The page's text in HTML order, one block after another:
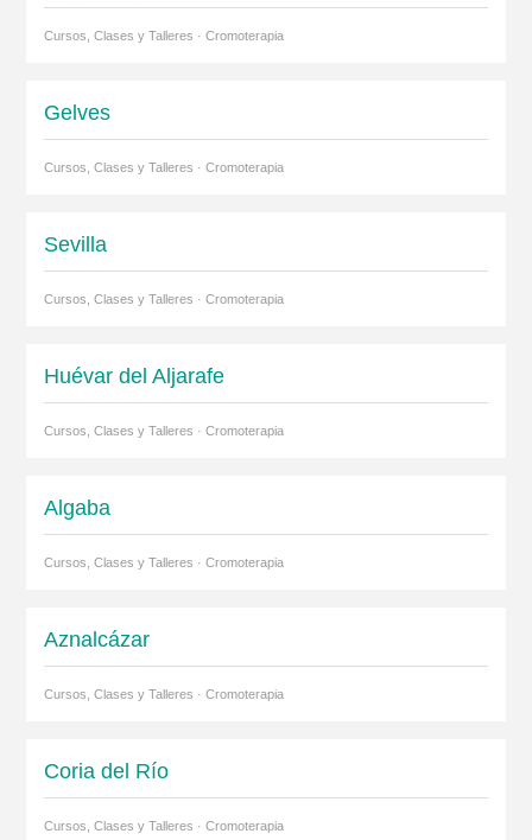
Cursos, Clases y Talleres · Cromoterapia
Gelves
Cursos, Clases y Talleres · Cromoterapia
Sevilla
Cursos, Clases y Talleres · Cromoterapia
Huévar del Aljarafe
Cursos, Clases y Talleres · Cromoterapia
Algaba
Cursos, Clases y Talleres · Cromoterapia
Aznalcázar
Cursos, Clases y Talleres · Cromoterapia
Coria del Río
Cursos, Clases y Talleres · Cromoterapia